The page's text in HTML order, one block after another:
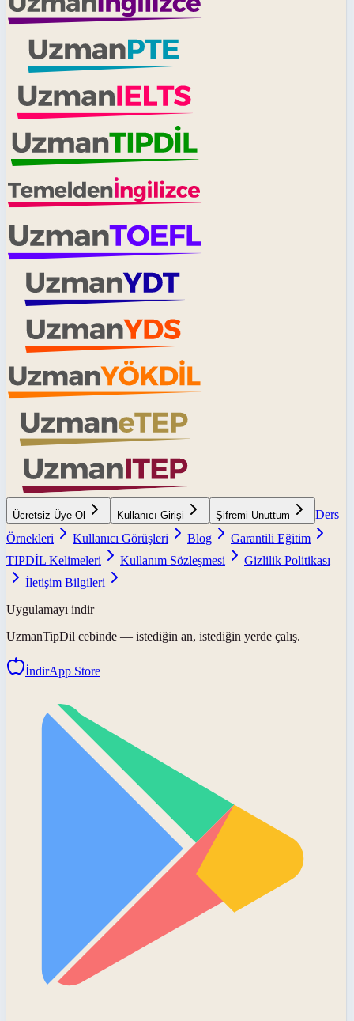
Ücretsiz Üye Ol Kullanıcı Girişi Şifremi Unuttum
Ders
Örnekleri
Kullanıcı Görüşleri Blog
Garantili Eğitim
TIPDİL Kelimeleri
Kullanım Sözleşmesi
Gizlilik Politikası
İletişim Bilgileri
Uygulamayı indir
UzmanTipDil cebinde — istediğin an, istediğin yerde çalış.
İndirApp Store